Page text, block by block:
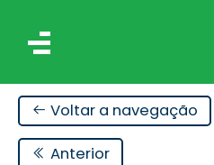
Voltar a navegação
Anterior